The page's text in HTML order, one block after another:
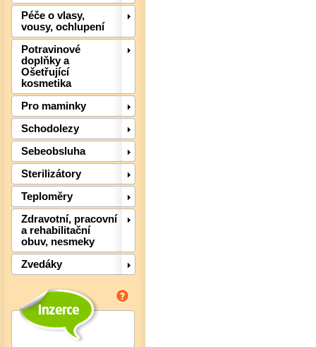
Péče o vlasy,
vousy, ochlupení
Potravinové
doplňky a
Ošetřující
kosmetika
Pro maminky
Schodolezy
Sebeobsluha
Sterilizátory
Teploměry
Zdravotní, pracovní
a rehabilitační
obuv, nesmeky
Zvedáky